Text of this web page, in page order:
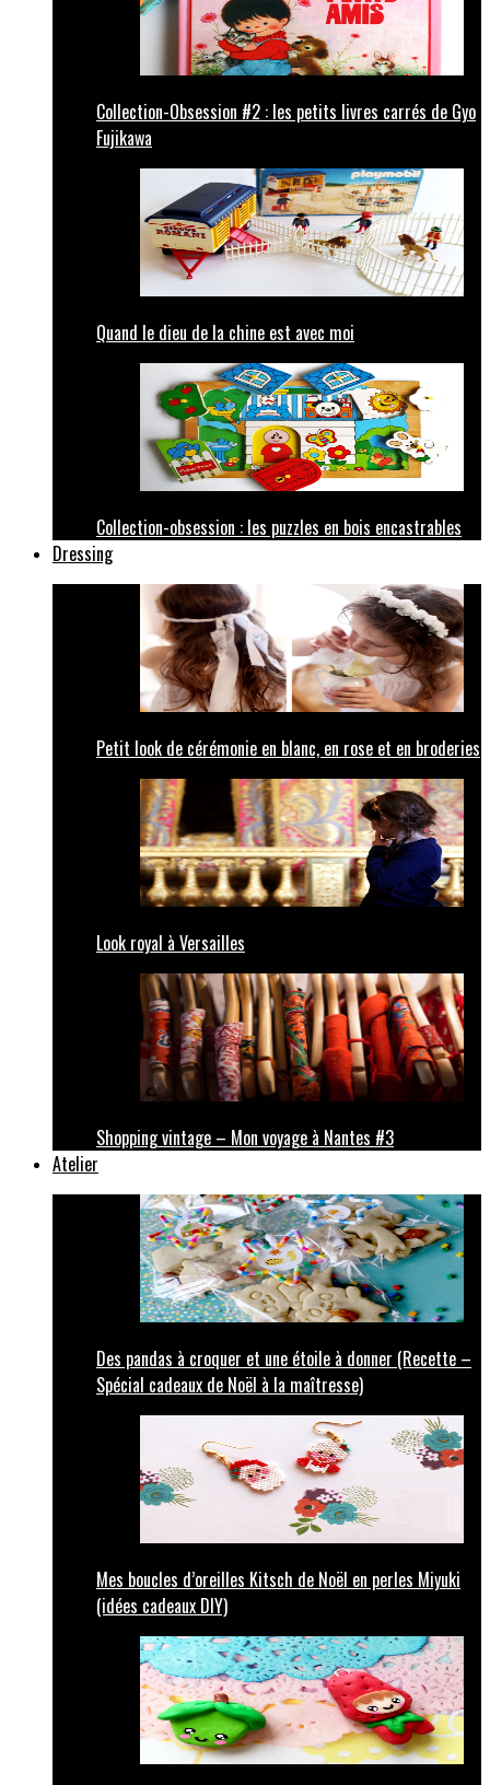
Collection-Obsession #2 : les petits livres carrés de Gyo
Fujikawa
Quand le dieu de la chine est avec moi
Collection-obsession : les puzzles en bois encastrables
Dressing
Petit look de cérémonie en blanc, en rose et en broderies
Look royal à Versailles
Shopping vintage – Mon voyage à Nantes #3
Atelier
Des pandas à croquer et une étoile à donner (Recette –
Spécial cadeaux de Noël à la maîtresse)
Mes boucles d’oreilles Kitsch de Noël en perles Miyuki
(idées cadeaux DIY)